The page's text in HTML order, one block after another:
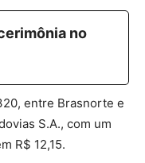
no
entre Brasnorte e
S.A., com um
R$ 12,15.